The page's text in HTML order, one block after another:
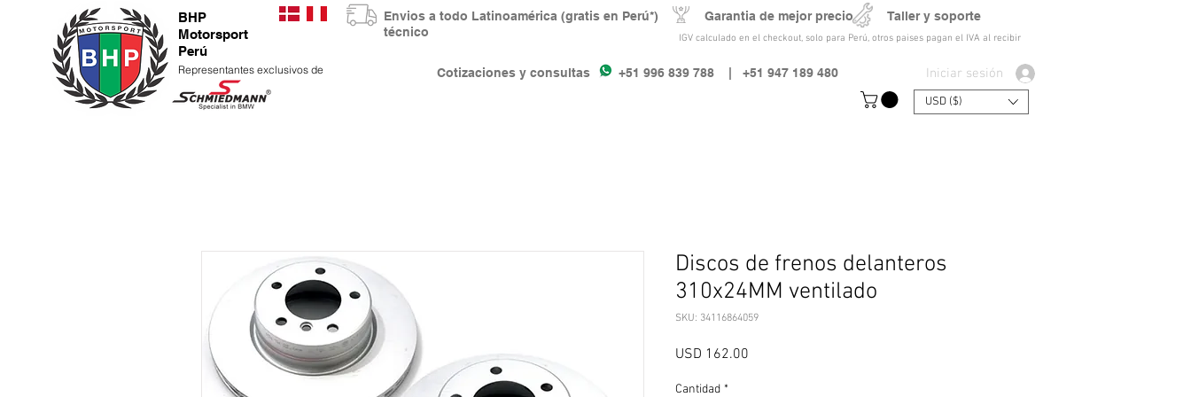
IGV calculado en el checkout, solo para Perú, otros paises pagan el IVA al recibir
BHP
Motorsport
Perú
Iniciar sesión
Representantes exclusivos de Cotizaciones y consultas +51 996 839 788 | +51 947 189 480
USD ($)
Envios a todo Latinoamérica (gratis en Perú*) Garantia de mejor precio Taller y soporte
técnico
Discos de frenos delanteros
310x24MM ventilado
SKU: 34116864059
USD 162.00
Cantidad *